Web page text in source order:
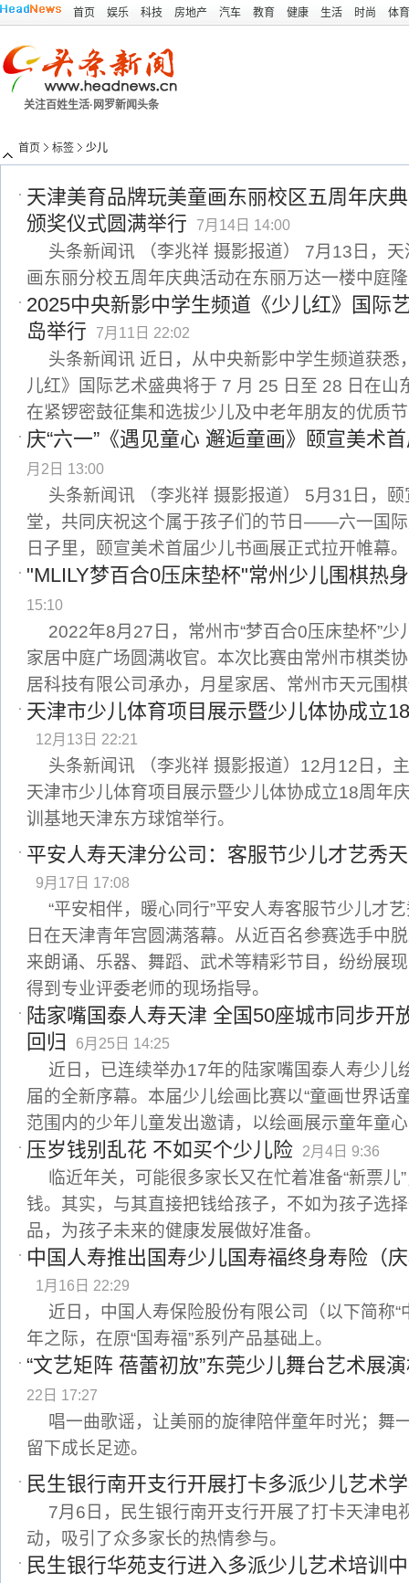
首页 娱乐 科技 房地产 汽车 教育 健康 生活 时尚 体育
关注百姓生活·网罗新闻头条
首页 标签 少儿
天津美育品牌玩美童画东丽校区五周年庆
颁奖仪式圆满举行
7月14日 14:00
头条新闻讯 （李兆祥 摄影报道） 7月13日，
画东丽分校五周年庆典活动在东丽万达一楼中庭
2025中央新影中学生频道《少儿红》国际
岛举行
7月11日 22:02
头条新闻讯 近日，从中央新影中学生频道获悉
儿红》国际艺术盛典将于 7 月 25 日至 28 日在山
在紧锣密鼓征集和选拔少儿及中老年朋友的优质
庆“六一”《遇见童心 邂逅童画》颐宣美术
月2日 13:00
头条新闻讯 （李兆祥 摄影报道） 5月31日，
堂，共同庆祝这个属于孩子们的节日——六一国
日子里，颐宣美术首届少儿书画展正式拉开帷幕。
"MLILY梦百合0压床垫杯"常州少儿围棋热
15:10
2022年8月27日，常州市“梦百合0压床垫杯”
家居中庭广场圆满收官。本次比赛由常州市棋类
居科技有限公司承办，月星家居、常州市天元围
天津市少儿体育项目展示暨少儿体协成立
12月13日 22:21
头条新闻讯 （李兆祥 摄影报道）12月12日，
天津市少儿体育项目展示暨少儿体协成立18周年
训基地天津东方球馆举行。
平安人寿天津分公司：客服节少儿才艺秀
9月17日 17:08
“平安相伴，暖心同行”平安人寿客服节少儿才
日在天津青年宫圆满落幕。从近百名参赛选手中
来朗诵、乐器、舞蹈、武术等精彩节目，纷纷展
得到专业评委老师的现场指导。
陆家嘴国泰人寿天津 全国50座城市同步开
回归
6月25日 14:25
近日，已连续举办17年的陆家嘴国泰人寿少儿
届的全新序幕。本届少儿绘画比赛以“童画世界话
范围内的少年儿童发出邀请，以绘画展示童年童
压岁钱别乱花 不如买个少儿险 2月4日 9:36
临近年关，可能很多家长又在忙着准备“新票儿
钱。其实，与其直接把钱给孩子，不如为孩子选
品，为孩子未来的健康发展做好准备。
中国人寿推出国寿少儿国寿福终身寿险（
1月16日 22:29
近日，中国人寿保险股份有限公司（以下简称“
年之际，在原“国寿福”系列产品基础上。
“文艺矩阵 蓓蕾初放”东莞少儿舞台艺术展
22日 17:27
唱一曲歌谣，让美丽的旋律陪伴童年时光；舞
留下成长足迹。
民生银行南开支行开展打卡多派少儿艺术
7月6日，民生银行南开支行开展了打卡天津电
动，吸引了众多家长的热情参与。
民生银行华苑支行进入多派少儿艺术培训